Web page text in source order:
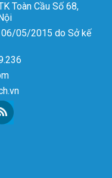
Toàn Cầu Số 68,
05/2015 do Sở kế